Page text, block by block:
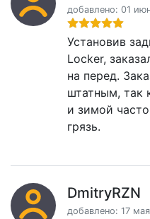
добавлено: 01
Установив
Locker,
на перед.
штатным, так
и зимой
грязь.
DmitryRZN
добавлено: 17